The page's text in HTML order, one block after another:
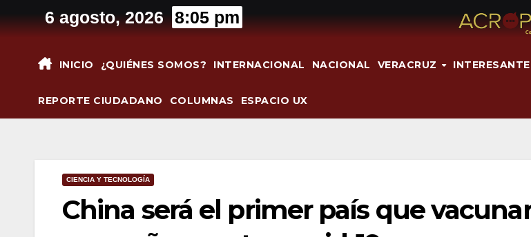
al
6 agosto, 2026 8:05 pm
INICIO ¿QUIÉNES SOMOS? INTERNACIONAL NACIONAL VERACRUZ INTERESANTE
REPORTE CIUDADANO COLUMNAS ESPACIO UX
CIENCIA Y TECNOLOGÍA
China será el primer país que